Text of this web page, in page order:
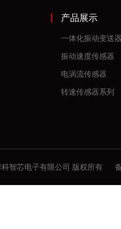
产品展示
一体化振动变送
振动速度传感器
电涡流传感器
转速传感器系列
科智芯电子有限公司 版权所有